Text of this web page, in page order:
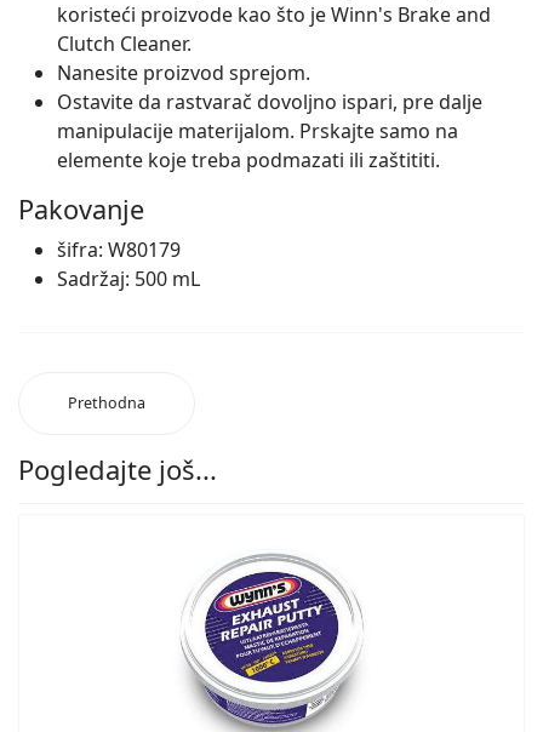
koristeći proizvode kao što je Winn's Brake and
Clutch Cleaner.
Nanesite proizvod sprejom.
Ostavite da rastvarač dovoljno ispari, pre dalje
manipulacije materijalom. Prskajte samo na
elemente koje treba podmazati ili zaštititi.
Pakovanje
šifra: W80179
Sadržaj: 500 mL
Prethodna
Pogledajte još...